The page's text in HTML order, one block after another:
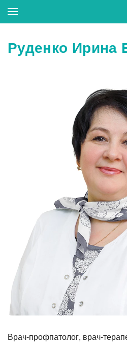
Ультразвуковая
Лабораторные
Прием хирурга
Прием стоматолога
Тесты на COVID-19
методом ПЦР
Прием невролога
Руденко Ирина
Врач-профпатолог, врач-